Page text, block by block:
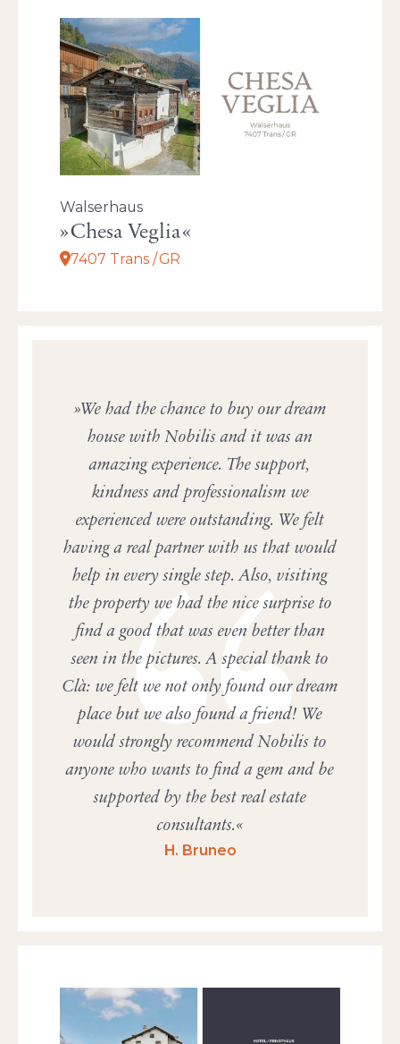
Walserhaus
Chesa Veglia
7407 Trans / GR
We had the chance to buy our dream
house with Nobilis and it was an
amazing experience. The support,
kindness and professionalism we
experienced were outstanding. We felt
having a real partner with us that would
help in every single step. Also, visiting
the property we had the nice surprise to
find a good that was even better than
seen in the pictures. A special thank to
Clà: we felt we not only found our dream
place but we also found a friend! We
would strongly recommend Nobilis to
anyone who wants to find a gem and be
supported by the best real estate
consultants.
H. Bruneo